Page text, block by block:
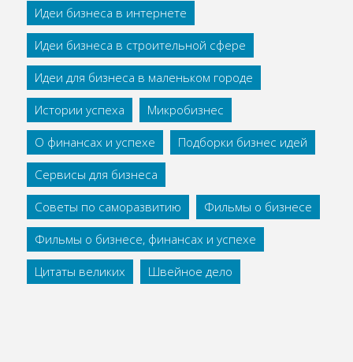
Идеи бизнеса в интернете
Идеи бизнеса в строительной сфере
Идеи для бизнеса в маленьком городе
Истории успеха
Микробизнес
О финансах и успехе
Подборки бизнес идей
Сервисы для бизнеса
Советы по саморазвитию
Фильмы о бизнесе
Фильмы о бизнесе, финансах и успехе
Цитаты великих
Швейное дело